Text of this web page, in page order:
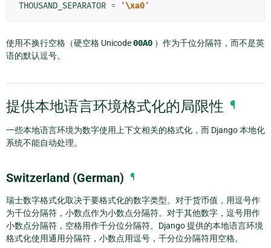
THOUSAND_SEPARATOR = '\xa0'
使用不换行空格（硬空格 Unicode00A0 ）作为千位分隔符，而不是英
语的默认逗号。
提供本地语言环境格式化的局限性 ¶
一些本地语言环境为数字使用上下文相关的格式化，而 Django 本地化
系统不能自动处理。
Switzerland (German) ¶
瑞士数字格式化取决于要格式化的数字类型。对于货币值，用逗号作
为千位分隔符，小数点作为小数点分隔符。对于其他数字，逗号用作
小数点分隔符，空格用作千分位分隔符。Django 提供的本地语言环境
格式化使用通用分隔符，小数点用逗号，千分位分隔符用空格。